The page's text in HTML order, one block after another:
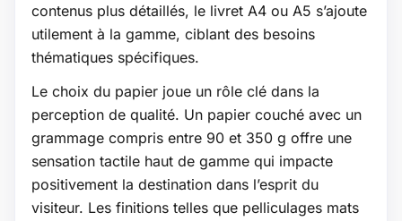
contenus plus détaillés, le livret A4 ou A5 s’ajoute
utilement à la gamme, ciblant des besoins
thématiques spécifiques.
Le choix du papier joue un rôle clé dans la
perception de qualité. Un papier couché avec un
grammage compris entre 90 et 350 g offre une
sensation tactile haut de gamme qui impacte
positivement la destination dans l’esprit du
visiteur. Les finitions telles que pelliculages mats